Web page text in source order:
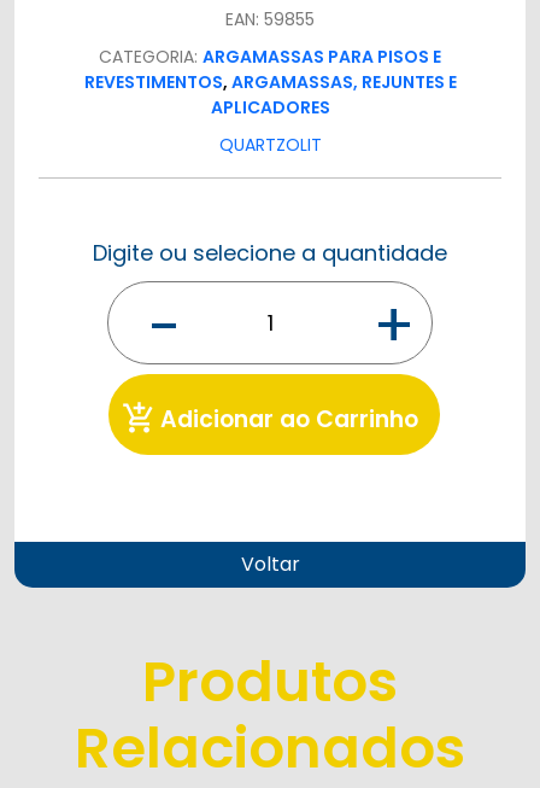
EAN: 59855
CATEGORIA: ARGAMASSAS PARA PISOS E
REVESTIMENTOS, ARGAMASSAS, REJUNTES E
APLICADORES
QUARTZOLIT
Digite ou selecione a quantidade
- +
add_shopping_cart Adicionar ao Carrinho
Voltar
Produtos
Relacionados